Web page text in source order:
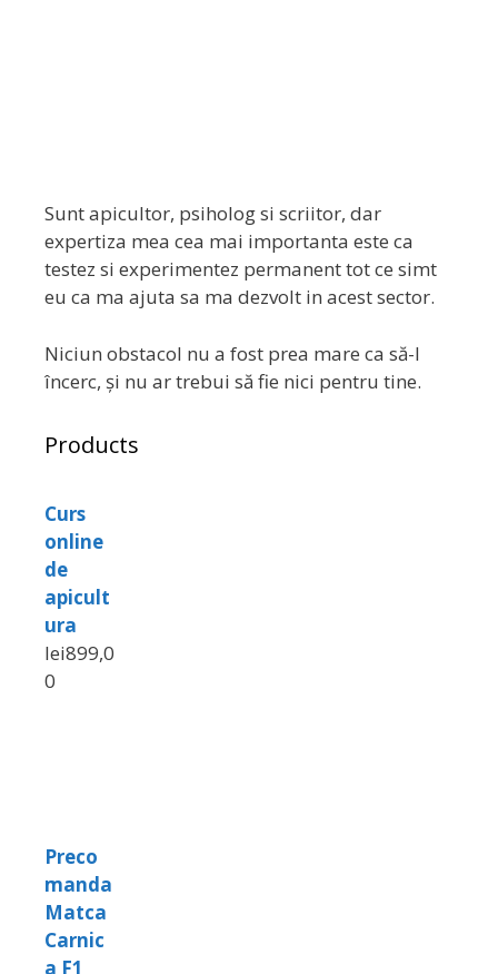
Sunt apicultor, psiholog si scriitor, dar
expertiza mea cea mai importanta este ca
testez si experimentez permanent tot ce simt
eu ca ma ajuta sa ma dezvolt in acest sector.
Niciun obstacol nu a fost prea mare ca să-l
încerc, și nu ar trebui să fie nici pentru tine.
Products
Curs
online
de
apicult
ura
lei899,0
0
Preco
manda
Matca
Carnic
a F1